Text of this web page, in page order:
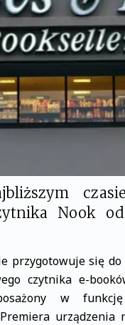
Nook
przygotowuje się
czytnika e-
w
urządzenia